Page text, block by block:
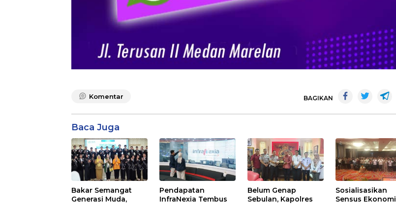
Komentar BAGIKAN
Baca Juga
Bakar Semangat
Generasi Muda,
Pendapatan
InfraNexia Tembus
Belum Genap
Sebulan, Kapolres
Sosialisasikan
Sensus Ekonomi